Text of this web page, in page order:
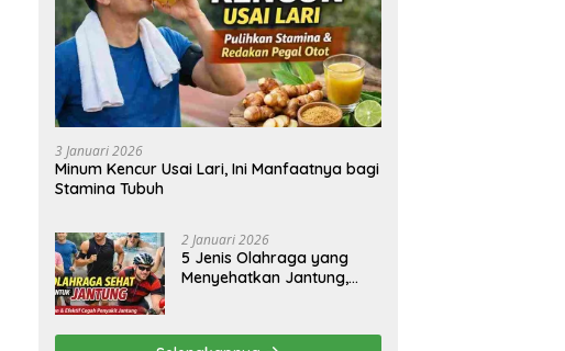
3 Januari 2026
Minum Kencur Usai Lari, Ini Manfaatnya bagi
Stamina Tubuh
2 Januari 2026
5 Jenis Olahraga yang
Menyehatkan Jantung,